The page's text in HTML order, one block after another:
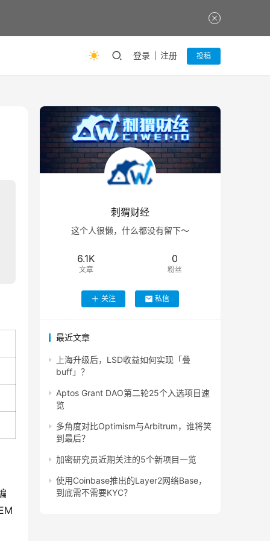
登录 注册 投稿
刺猬财经
这个人很懒，什么都没有留下～
6.1K
文章
0
粉丝
关注 私信
最近文章
上海升级后，LSD收益如何实现「叠
buff」？
Aptos Grant DAO第二轮25个入选项目速
览
多角度对比Optimism与Arbitrum，谁将笑
到最后？
加密研究员近期关注的5个新项目一览
使用Coinbase推出的Layer2网络Base，
到底需不需要KYC？